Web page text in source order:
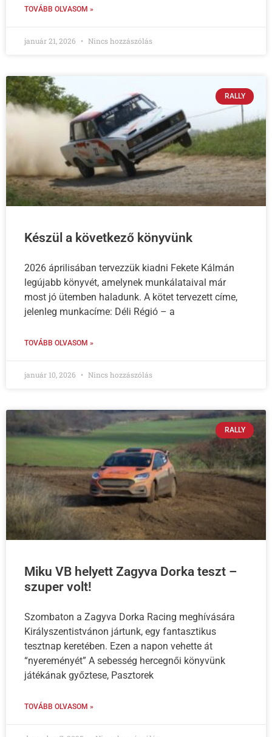
TOVÁBB OLVASOM »
január 21, 2026 Nincs hozzászólás
RALLY
Készül a következő könyvünk
2026 áprilisában tervezzük kiadni Fekete Kálmán
legújabb könyvét, amelynek munkálataival már
most jó ütemben haladunk. A kötet tervezett címe,
jelenleg munkacíme: Déli Régió – a
TOVÁBB OLVASOM »
január 10, 2026 Nincs hozzászólás
RALLY
Miku VB helyett Zagyva Dorka teszt –
szuper volt!
Szombaton a Zagyva Dorka Racing meghívására
Királyszentistvánon jártunk, egy fantasztikus
tesztnap keretében. Ezen a napon vehette át
“nyereményét” A sebesség hercegnői könyvünk
játékának győztese, Pasztorek
TOVÁBB OLVASOM »